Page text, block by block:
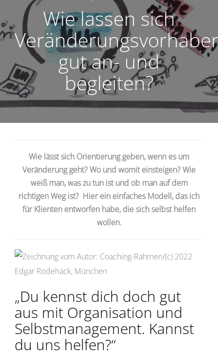
Wie lassen sich
gut an- und
begleiten?
Wie lässt sich Orientierung geben, wenn es um
Veränderung geht? Wo und womit einsteigen? Wie
weiß man, was zu tun ist und ob man auf dem
richtigen Weg ist? Hier ein einfaches Modell, das ich
für Klienten entworfen habe, die sich selbst helfen
wollen.
„Du kennst dich doch gut
aus mit Organisation und
Selbstmanagement. Kannst
du uns helfen?“